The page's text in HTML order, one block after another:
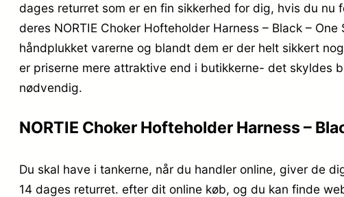
dages returret som er en fin sikkerhed for dig, hvis du
deres NORTIE Choker Hofteholder Harness – Black –
håndplukket varerne og blandt dem er der helt sikkert
er priserne mere attraktive end i butikkerne- det skyldes
nødvendig.
NORTIE Choker Hofteholder Harness –
Du skal have i tankerne, når du handler online, giver de
14 dages returret. efter dit online køb, og du kan finde